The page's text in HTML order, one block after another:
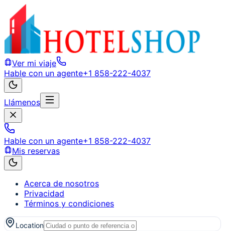
Ver mi viaje
Hable con un agente+1 858-222-4037
Llámenos
Hable con un agente+1 858-222-4037
Mis reservas
Acerca de nosotros
Privacidad
Términos y condiciones
Location